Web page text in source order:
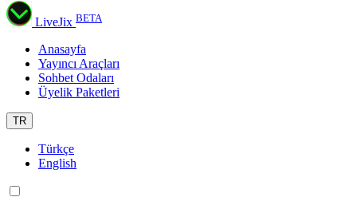
LiveJix BETA
Anasayfa
Yayıncı Araçları
Sohbet Odaları
Üyelik Paketleri
TR
Türkçe
English